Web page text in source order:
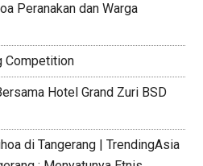
Peranakan dan Warga
Competition
Hotel Grand Zuri BSD
di Tangerang | TrendingAsia